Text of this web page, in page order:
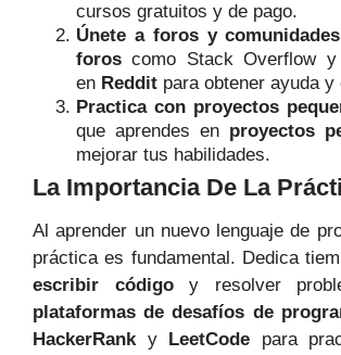
cursos gratuitos y de pago.
Únete a foros y comunidades
foros como Stack Overflow y
en Reddit para obtener ayuda y
Practica con proyectos
que aprendes en proyectos
mejorar tus habilidades.
La Importancia De La
Al aprender un nuevo lenguaje de
práctica es fundamental. Dedica
escribir códigoy resolver
plataformas de desafíos de
HackerRanky LeetCode para